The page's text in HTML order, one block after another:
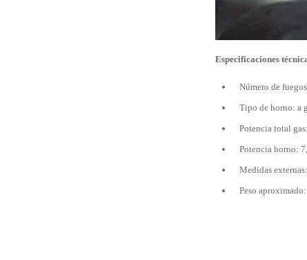
Especificaciones
Número de
Tipo de horno: a
Potencia total
Potencia horno:
Medidas
Peso